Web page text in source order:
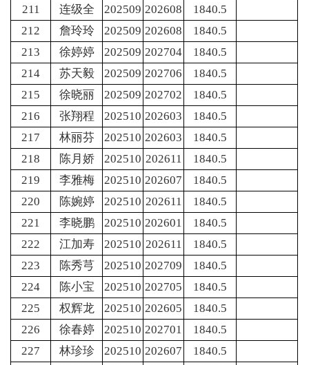
211
连级全 202509 202608
1840.5
212
詹玲玲 202509 202608
1840.5
213
徐婷婷 202509 202704
1840.5
214
苏天毅 202509 202706
1840.5
215
徐晓丽 202509 202702
1840.5
216
张翔程 202510 202603
1840.5
217
林丽芬 202510 202603
1840.5
218
陈月娇 202510 202611
1840.5
219
李雅梅 202510 202607
1840.5
220
陈婉婷 202510 202611
1840.5
221
李晓鹏 202510 202601
1840.5
222
江加寿 202510 202611
1840.5
223
陈秀芎 202510 202709
1840.5
224
陈小宝 202510 202705
1840.5
225
权辉龙 202510 202605
1840.5
226
徐春婷 202510 202701
1840.5
227
林珍珍 202510 202607
1840.5